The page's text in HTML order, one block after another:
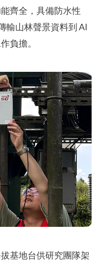
齊全，具備防水性
輸山林聲景資料到 AI
負擔。
基地台供研究團隊架